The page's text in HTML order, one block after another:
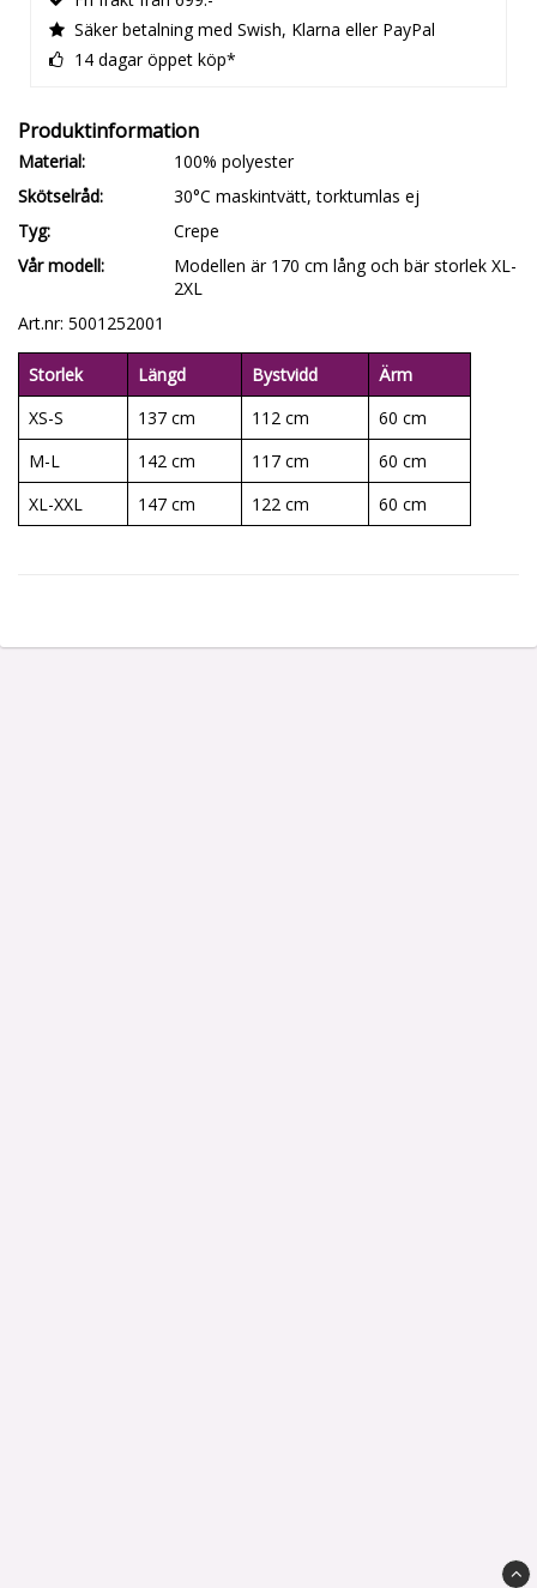
Säker betalning med Swish, Klarna eller PayPal
14 dagar öppet köp*
Material
100% polyester
Skötselråd
30°C maskintvätt, torktumlas ej
Tyg
Crepe
Vår modell
Modellen är 170 cm lång och bär storlek XL-
2XL
Art.nr: 5001252001
Storlek Längd Bystvidd
Ärm
XS-S
137 cm 112 cm
60 cm
M-L
142 cm 117 cm
60 cm
XL-XXL
147 cm 122 cm 60 cm